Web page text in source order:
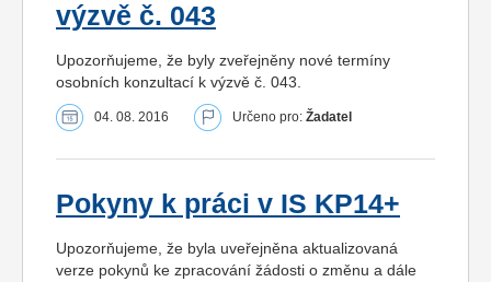
výzvě č. 043
Upozorňujeme, že byly zveřejněny nové termíny
osobních konzultací k výzvě č. 043.
04. 08. 2016 Určeno pro: Žadatel
Pokyny k práci v IS KP14+
Upozorňujeme, že byla uveřejněna aktualizovaná
verze pokynů ke zpracování žádosti o změnu a dále